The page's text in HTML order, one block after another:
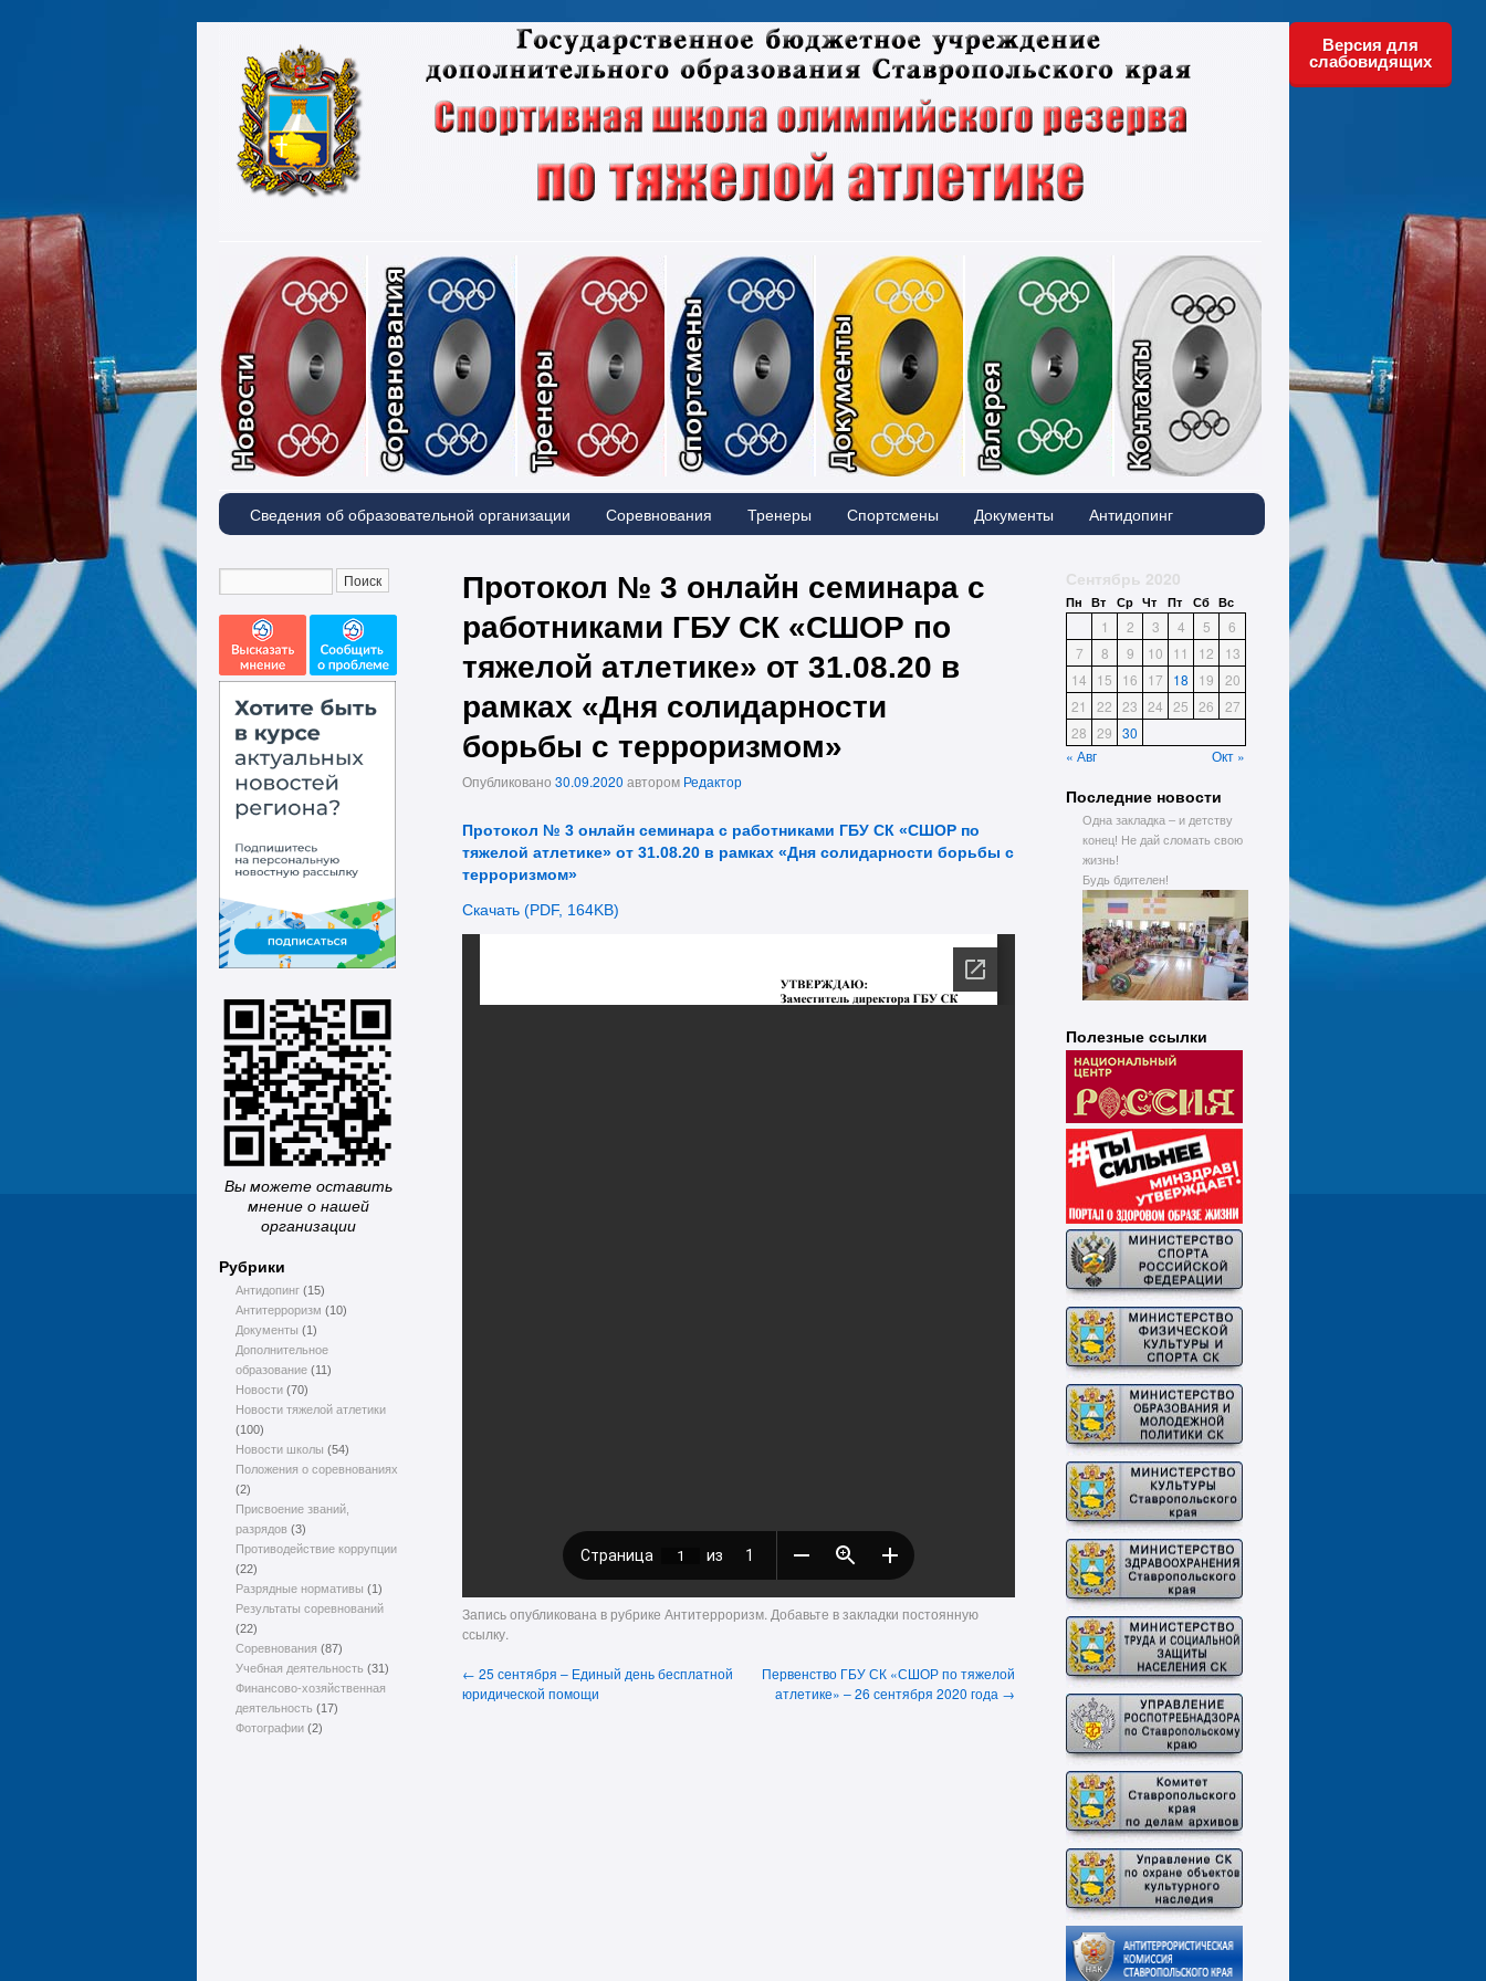
Новости Соревнования Тренеры Спортсмены Документы Фотографии
Сведения об образовательной организации Соревнования Тренеры Спортсмены Документы Антидопинг
Вы можете оставить
мнение о нашей
организации
Рубрики
Антидопинг(15)
Антитерроризм (10)
Документы (1)
Дополнительное
образование(11)
Новости(70)
Новости тяжелой атлетики
(100)
Новости школы (54)
Положения о соревнованиях
(2)
Присвоение званий,
разрядов(3)
Противодействие коррупции
(22)
Разрядные нормативы (1)
Результаты соревнований
(22)
Соревнования (87)
Учебная деятельность (31)
Финансово-хозяйственная
деятельность (17)
Фотографии(2)
Сентябрь 2020
Пн Вт Ср Чт Пт Сб Вс
« Авг Окт »
1 2 3 4 5
6
7
8 9 10 11 12
13
14
15 16 17 18 19
20
21
22 23 24 25 26
27
28 29 30
Последние новости
Одна закладка – и детству
конец! Не дай сломать свою
жизнь!
Будь бдителен!
Полезные ссылки
Версия для
слабовидящих
Протокол № 3 онлайн семинара с
работниками ГБУ СК «СШОР по
тяжелой атлетике» от 31.08.20 в
рамках «Дня солидарности
борьбы с терроризмом»
Опубликовано 30.09.2020 автором Редактор
Протокол № 3 онлайн семинара с работниками ГБУ СК «СШОР по
тяжелой атлетике» от 31.08.20 в рамках «Дня солидарности борьбы с
терроризмом»
Скачать (PDF, 164KB)
Запись опубликована в рубрике Антитерроризм. Добавьте в закладки постоянную
ссылку.
← 25 сентября – Единый день бесплатной
юридической помощи
Первенство ГБУ СК «СШОР по тяжелой
атлетике» – 26 сентября 2020 года →